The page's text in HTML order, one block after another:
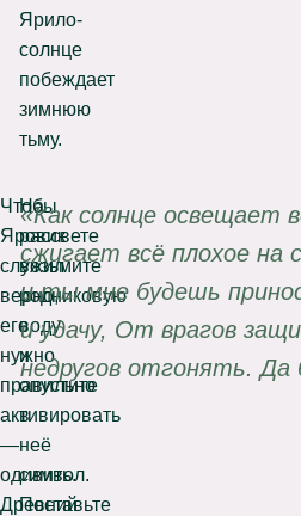
Ярило-
солнце
побеждает
зимнюю
тьму.
Чтобы
Яровик
служил
верно,
его
нужно
правильно
активировать
—
одивить.
Древний
На
рассвете
возьмите
родниковую
воду
и
опустите
в
неё
символ.
Поставьте
«Как солнце освещает
сжигает всё плохое на
и ты мне будешь
и удачу, От врагов
недругов отгонять.